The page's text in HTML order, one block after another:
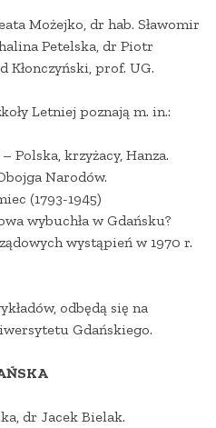
Możejko, dr hab. Sławomir
Petelska, dr Piotr
Kłonczyński, prof. UG.
Letniej poznają m. in.:
Polska, krzyżacy, Hanza.
Narodów.
(1793-1945)
wybuchła w Gdańsku?
wystąpień w 1970 r.
odbędą się na
Gdańskiego.
dr Jacek Bielak.